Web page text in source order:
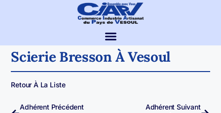
Scierie Bresson À Vesoul
Retour À La Liste
Adhérent Précédent Adhérent Suivant